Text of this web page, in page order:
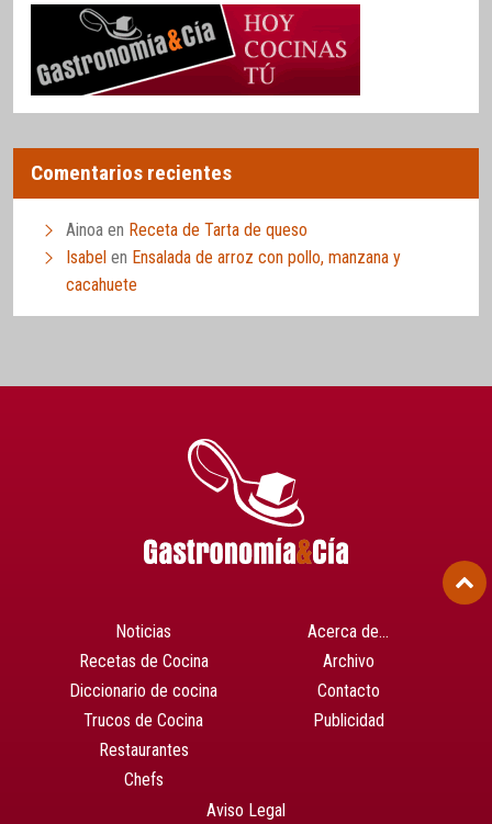
Comentarios recientes
Ainoa en Receta de Tarta de queso
Isabel en Ensalada de arroz con pollo, manzana y
cacahuete
Noticias
Recetas de Cocina
Diccionario de cocina
Trucos de Cocina
Restaurantes
Chefs
Acerca de…
Archivo
Contacto
Publicidad
Aviso Legal